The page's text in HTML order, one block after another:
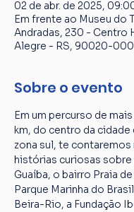
02 de abr. de 2025,
Em frente ao Museu do
Andradas, 230 -
Alegre - RS, 90020-
Sobre o evento
Em um percurso de
km, do centro da cidade
zona sul, te contaremos
histórias curiosas sobre
Guaíba, o bairro Praia
Parque Marinha do
Beira-Rio, a Fundação